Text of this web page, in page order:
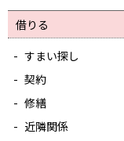
借りる
すまい探し
契約
修繕
近隣関係